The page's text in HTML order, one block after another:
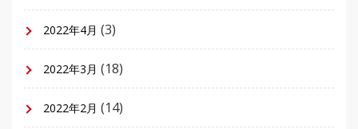
2022年4月 (3)
2022年3月 (18)
2022年2月 (14)